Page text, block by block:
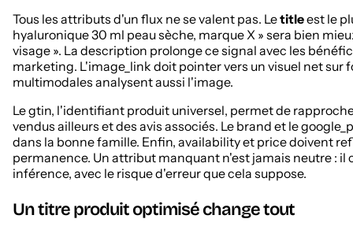
Tous les attributs d'un flux ne se valent pas. Letitleest le
hyaluronique 30 ml peau sèche, marque X » sera bien
visage ». La description prolonge ce signal avec les
marketing. L'image_link doit pointer vers un visuel net sur
multimodales analysent aussi l'image.
Le gtin, l'identifiant produit universel, permet de
vendus ailleurs et des avis associés. Le brand et le
dans la bonne famille. Enfin, availability et price doivent
permanence. Un attribut manquant n'est jamais neutre : il
inférence, avec le risque d'erreur que cela suppose.
Un titre produit optimisé change tout